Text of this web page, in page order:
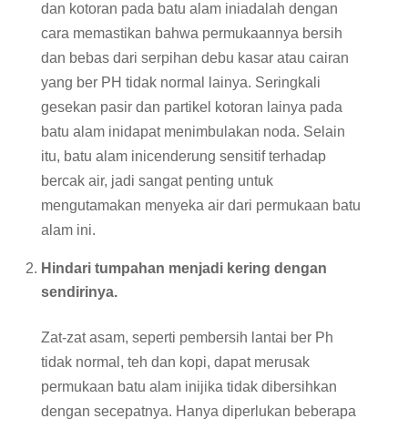
dan kotoran pada batu alam iniadalah dengan
cara memastikan bahwa permukaannya bersih
dan bebas dari serpihan debu kasar atau cairan
yang ber PH tidak normal lainya. Seringkali
gesekan pasir dan partikel kotoran lainya pada
batu alam inidapat menimbulakan noda. Selain
itu, batu alam inicenderung sensitif terhadap
bercak air, jadi sangat penting untuk
mengutamakan menyeka air dari permukaan batu
alam ini.
Hindari tumpahan menjadi kering dengan
sendirinya.
Zat-zat asam, seperti pembersih lantai ber Ph
tidak normal, teh dan kopi, dapat merusak
permukaan batu alam inijika tidak dibersihkan
dengan secepatnya. Hanya diperlukan beberapa